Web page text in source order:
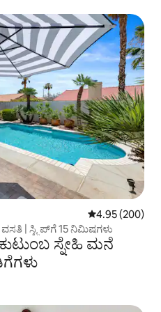
5 ರಲ್ಲಿ 4.95
4.95 (200)
| ಸ್ಟ್ರಿಪ್‌ಗೆ 15 ನಿಮಿಷಗಳು
ಸ್ನೇಹಿ ಮನೆ